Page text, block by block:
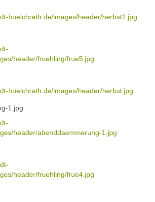
huelchrath.de/images/header/herbst1.jpg
header/fruehling/frue5.jpg
huelchrath.de/images/header/herbst.jpg
1.jpg
header/abenddaemmerung-1.jpg
header/fruehling/frue4.jpg